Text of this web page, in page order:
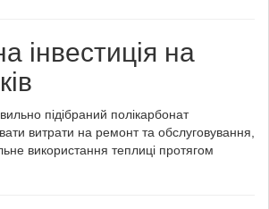
інвестиція на
підібраний полікарбонат
витрати на ремонт та обслуговування,
використання теплиці протягом